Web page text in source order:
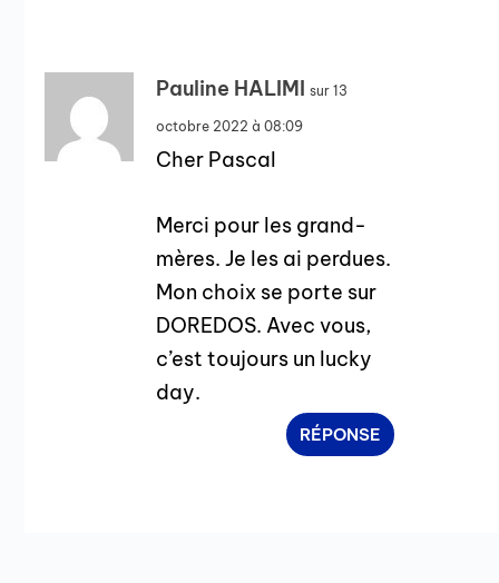
Pauline HALIMI sur 13
octobre 2022 à 08:09
Cher Pascal
Merci pour les grand-
mères. Je les ai perdues.
Mon choix se porte sur
DOREDOS. Avec vous,
c’est toujours un lucky
day.
RÉPONSE